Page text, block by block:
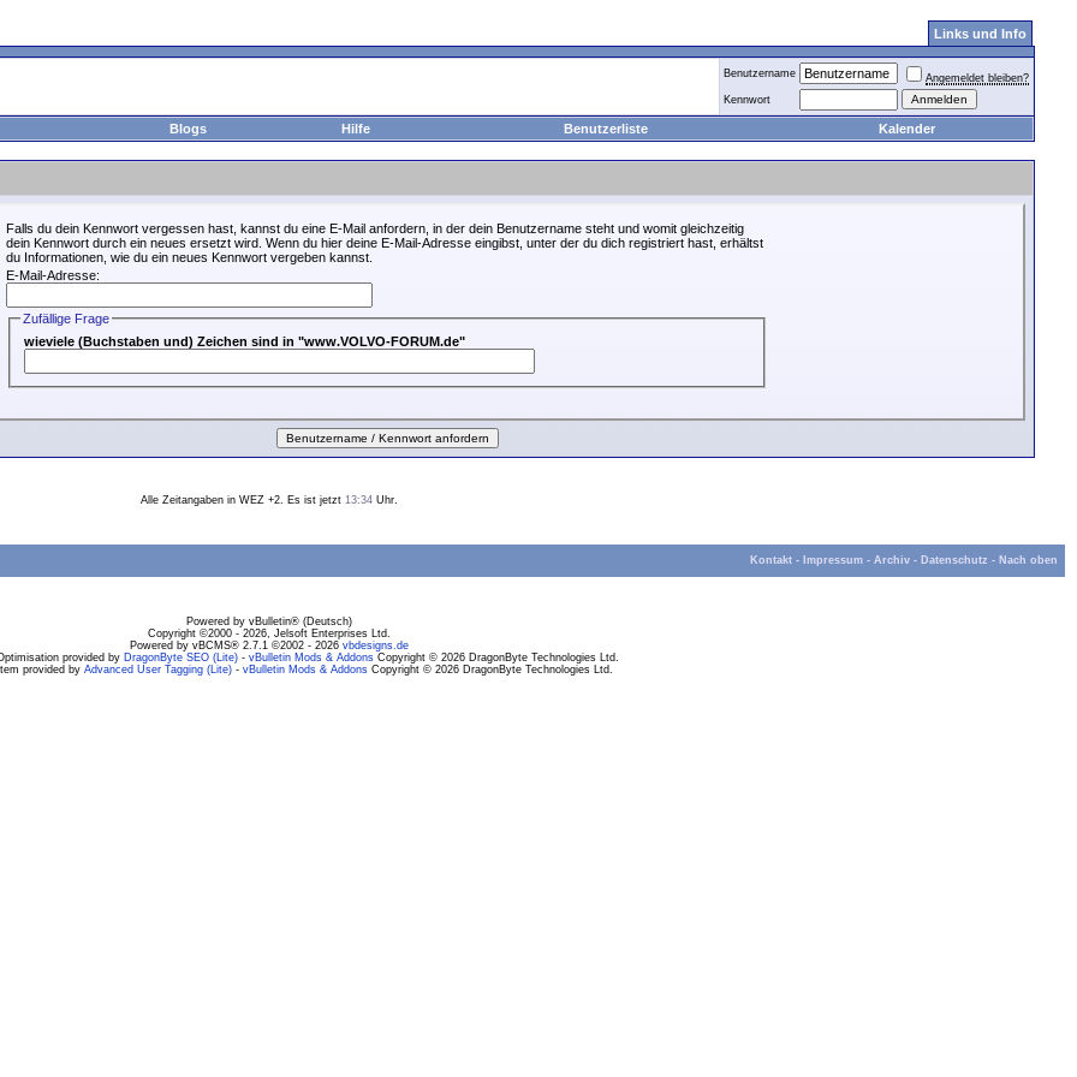
Links und Info
Benutzername
Angemeldet bleiben?
Kennwort
Blogs Hilfe Benutzerliste Kalender
Falls du dein Kennwort vergessen hast, kannst du eine E-Mail anfordern, in der dein Benutzername steht und womit gleichzeitig
dein Kennwort durch ein neues ersetzt wird. Wenn du hier deine E-Mail-Adresse eingibst, unter der du dich registriert hast, erhältst
du Informationen, wie du ein neues Kennwort vergeben kannst.
E-Mail-Adresse:
Zufällige Frage
wieviele (Buchstaben und) Zeichen sind in "www.VOLVO-FORUM.de"
Alle Zeitangaben in WEZ +2. Es ist jetzt 13:34 Uhr.
Kontakt - Impressum - Archiv - Datenschutz - Nach oben
Powered by vBulletin® (Deutsch)
Copyright ©2000 - 2026, Jelsoft Enterprises Ltd.
Powered by vBCMS® 2.7.1 ©2002 - 2026 vbdesigns.de
provided by DragonByte SEO (Lite)- vBulletin Mods & AddonsCopyright © 2026 DragonByte Technologies Ltd.
provided by Advanced User Tagging (Lite)- vBulletin Mods & AddonsCopyright © 2026 DragonByte Technologies Ltd.